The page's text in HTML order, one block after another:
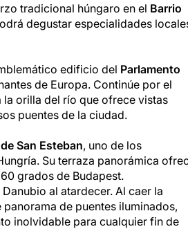
tradicional húngaro en el Barrio
degustar especialidades
edificio del Parlamento
de Europa. Continúe por el
orilla del río que ofrece vistas
puentes de la ciudad.
San Esteban, uno de los
Su terraza panorámica
​​grados de Budapest.
al atardecer. Al caer la
de puentes iluminados,
inolvidable para cualquier fin de